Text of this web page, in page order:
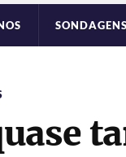
SONDAGENS